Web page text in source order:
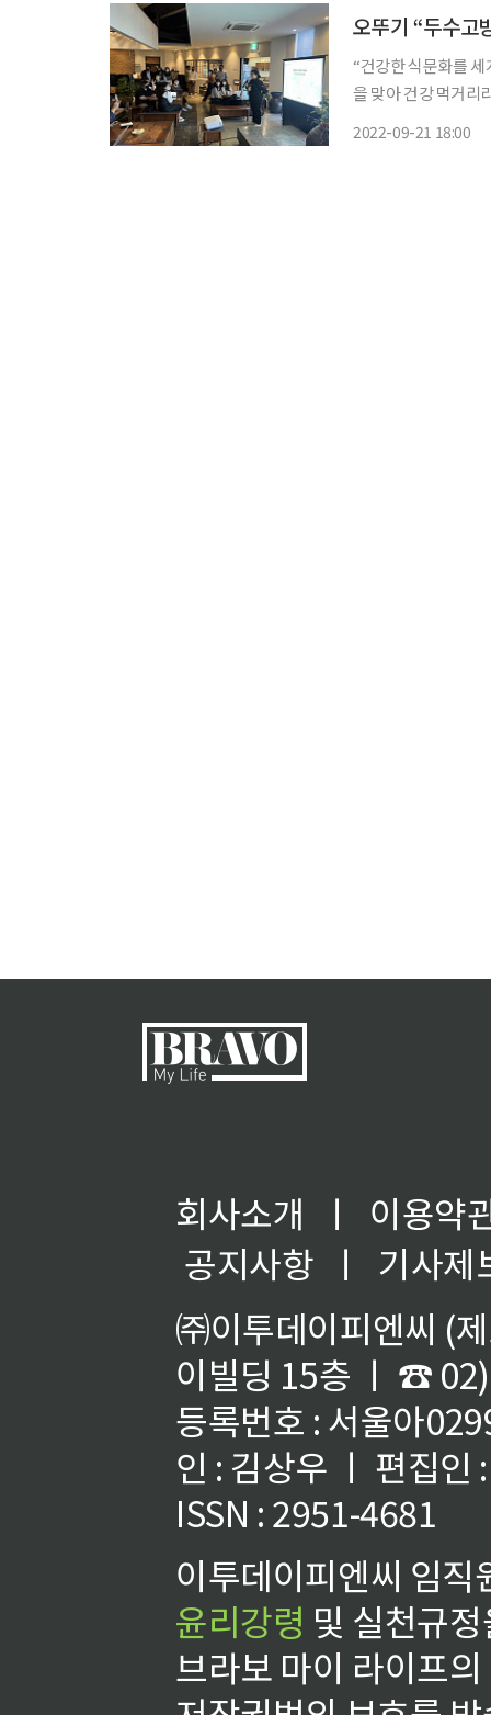
오뚜기 “두수고
“건강한 식문화를 세계와 함께하는 오뚜기
을 맞아 건강 먹거리
2022-09-21 18:00
회사소개 ㅣ
이용약
공지사항
ㅣ
기사제
㈜이투데이피엔씨 (
이빌딩 15층 ㅣ ☎
등록번호 : 서울아
인 : 김상우 ㅣ 편집인
ISSN : 2951-4681
이투데이피엔씨 임
윤리강령 및 실천규
브라보 마이 라이프